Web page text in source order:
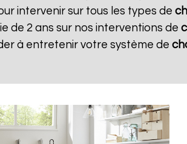
intervenir sur tous les types de
de 2 ans sur nos interventions de
à entretenir votre système de